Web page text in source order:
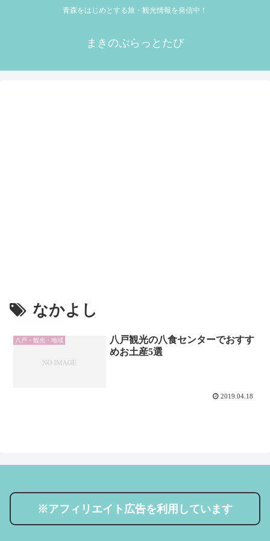
青森をはじめとする旅・観光情報を発信中！
まきのぷらっとたび
なかよし
八戸・観光・地域
八戸観光の八食センターでおすす
めお土産5選
2019.04.18
※アフィリエイト広告を利用しています